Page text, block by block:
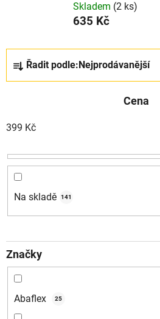
Skladem (2 ks)
635 Kč
n
í
p
r
u
t
ů
Řadit podle: Nejprodávanější
Cena
399 Kč
Na skladě 141
Značky
Abaflex 25